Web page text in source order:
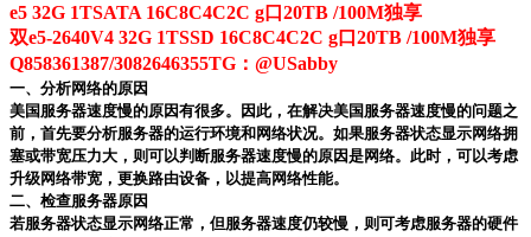
e5 32G 1TSATA 16C8C4C2C g口20TB /100M独享
双e5-2640V4 32G 1TSSD 16C8C4C2C g口20TB /100M独享
Q858361387/3082646355TG：@USabby
一、分析网络的原因
美国服务器速度慢的原因有很多。因此，在解决美国服务器速度慢的问题之
前，首先要分析服务器的运行环境和网络状况。如果服务器状态显示网络拥
塞或带宽压力大，则可以判断服务器速度慢的原因是网络。此时，可以考虑
升级网络带宽，更换路由设备，以提高网络性能。
二、检查服务器原因
若服务器状态显示网络正常，但服务器速度仍较慢，则可考虑服务器的硬件